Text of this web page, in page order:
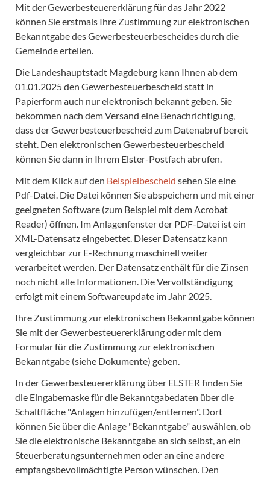
Mit der Gewerbesteuererklärung für das Jahr 2022
können Sie erstmals Ihre Zustimmung zur elektronischen
Bekanntgabe des Gewerbesteuerbescheides durch die
Gemeinde erteilen.
Die Landeshauptstadt Magdeburg kann Ihnen ab dem
01.01.2025 den Gewerbesteuerbescheid statt in
Papierform auch nur elektronisch bekannt geben. Sie
bekommen nach dem Versand eine Benachrichtigung,
dass der Gewerbesteuerbescheid zum Datenabruf bereit
steht. Den elektronischen Gewerbesteuerbescheid
können Sie dann in Ihrem Elster-Postfach abrufen.
Mit dem Klick auf den Beispielbescheid sehen Sie eine
Pdf-Datei. Die Datei können Sie abspeichern und mit einer
geeigneten Software (zum Beispiel mit dem Acrobat
Reader) öffnen. Im Anlagenfenster der PDF-Datei ist ein
XML-Datensatz eingebettet. Dieser Datensatz kann
vergleichbar zur E-Rechnung maschinell weiter
verarbeitet werden. Der Datensatz enthält für die Zinsen
noch nicht alle Informationen. Die Vervollständigung
erfolgt mit einem Softwareupdate im Jahr 2025.
Ihre Zustimmung zur elektronischen Bekanntgabe können
Sie mit der Gewerbesteuererklärung oder mit dem
Formular für die Zustimmung zur elektronischen
Bekanntgabe (siehe Dokumente) geben.
In der Gewerbesteuererklärung über ELSTER finden Sie
die Eingabemaske für die Bekanntgabedaten über die
Schaltfläche "Anlagen hinzufügen/entfernen". Dort
können Sie über die Anlage "Bekanntgabe" auswählen, ob
Sie die elektronische Bekanntgabe an sich selbst, an ein
Steuerberatungsunternehmen oder an eine andere
empfangsbevollmächtigte Person wünschen. Den